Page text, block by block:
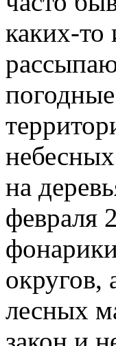
каких-то
на
февраля
округов,
лесных